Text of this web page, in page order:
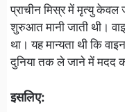
प्राचीन मिस्र में मृत्यु
शुरुआत मानी जाती थी।
था। यह मान्यता थी कि
दुनिया तक ले जाने में मदद
इसलिए: